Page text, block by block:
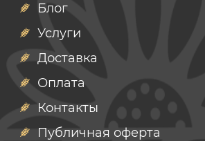
Блог
Услуги
Доставка
Оплата
Контакты
Публичная оферта